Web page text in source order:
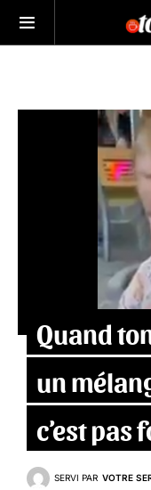
Quand
un
c’est pas
SERVI PAR VOTRE